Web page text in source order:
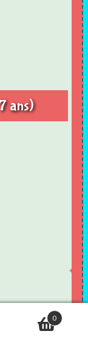
ans)
0